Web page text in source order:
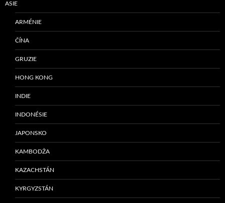
ASIE
ARMÉNIE
ČÍNA
GRUZIE
HONG KONG
INDIE
INDONÉSIE
JAPONSKO
KAMBODŽA
KAZACHSTÁN
KYRGYZSTÁN